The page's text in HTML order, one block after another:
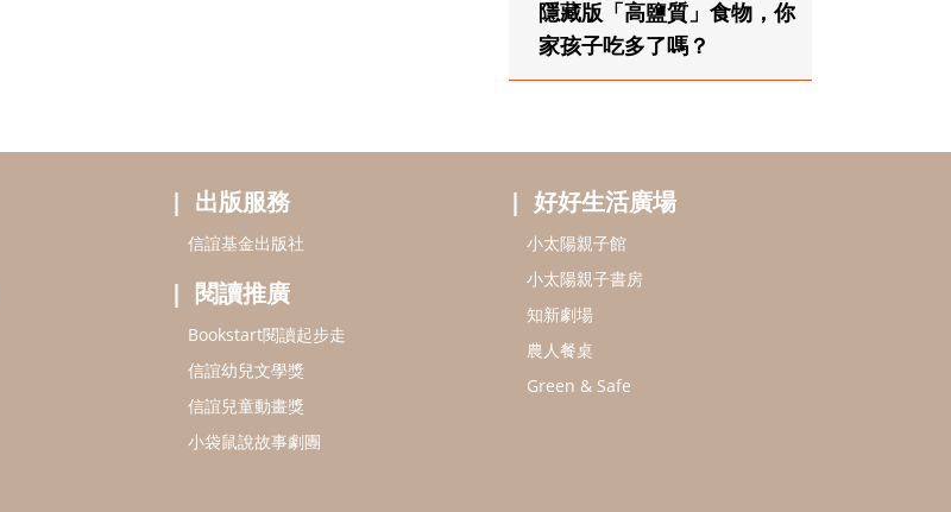
隱藏版「高鹽質」食物，你
家孩子吃多了嗎？
出版服務
信誼基金出版社
閱讀推廣
Bookstart閱讀起步走
信誼幼兒文學獎
信誼兒童動畫獎
小袋鼠說故事劇團
好好生活廣場
小太陽親子館
小太陽親子書房
知新劇場
農人餐桌
Green & Safe